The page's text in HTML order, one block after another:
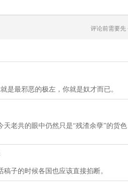
评论前需要先
是最邪恶的极左，你就是奴才而已。
天老共的眼中仍然只是“残渣余孽”的货
子的时候各国也应该直接掐断。